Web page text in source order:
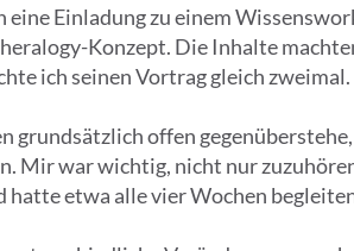
eine Einladung zu einem
Konzept. Die Inhalte
ich seinen Vortrag gleich zweimal.
grundsätzlich offen
Mir war wichtig, nicht nur
etwa alle vier Wochen